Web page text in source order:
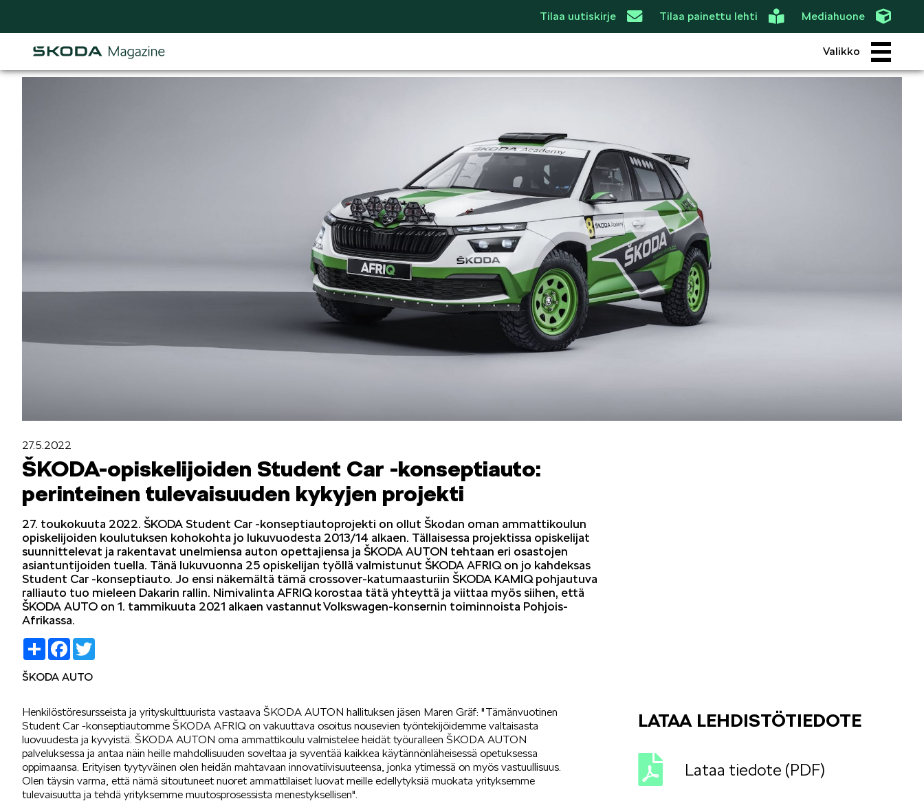
Tilaa uutiskirje Tilaa painettu lehti Mediahuone
Valikko
LIFESTYLE ŠKODA SPONSOROI
KOEAJOSSA KAASUAUTOT
ŠKODA MEDIASSA
SPONSOROINTI &
YHTEISTYÖ
KLASSIKOT
Mallit
KAROQ KODIAQ
27.5.2022
ŠKODA-opiskelijoiden Student Car -konseptiauto:
perinteinen tulevaisuuden kykyjen projekti
27. toukokuuta 2022. ŠKODA Student Car -konseptiautoprojekti on ollut Škodan oman ammattikoulun
opiskelijoiden koulutuksen kohokohta jo lukuvuodesta 2013/14 alkaen. Tällaisessa projektissa opiskelijat
suunnittelevat ja rakentavat unelmiensa auton opettajiensa ja ŠKODA AUTON tehtaan eri osastojen
asiantuntijoiden tuella. Tänä lukuvuonna 25 opiskelijan työllä valmistunut ŠKODA AFRIQ on jo kahdeksas
Student Car -konseptiauto. Jo ensi näkemältä tämä crossover-katumaasturiin ŠKODA KAMIQ pohjautuva
ralliauto tuo mieleen Dakarin rallin. Nimivalinta AFRIQ korostaa tätä yhteyttä ja viittaa myös siihen, että
ŠKODA AUTO on 1. tammikuuta 2021 alkaen vastannut Volkswagen-konsernin toiminnoista Pohjois-
Afrikassa.
Share Facebook
ŠKODA AUTO
Henkilöstöresursseista ja yrityskulttuurista vastaava ŠKODA AUTON hallituksen jäsen Maren Gräf: "Tämänvuotinen
Student Car -konseptiautomme ŠKODA AFRIQ on vakuuttava osoitus nousevien työntekijöidemme valtaisasta
luovuudesta ja kyvyistä. ŠKODA AUTON oma ammattikoulu valmistelee heidät työuralleen ŠKODA AUTON
palveluksessa ja antaa näin heille mahdollisuuden soveltaa ja syventää kaikkea käytännönläheisessä opetuksessa
oppimaansa. Erityisen tyytyväinen olen heidän mahtavaan innovatiivisuuteensa, jonka ytimessä on myös vastuullisuus.
Olen täysin varma, että nämä sitoutuneet nuoret ammattilaiset luovat meille edellytyksiä muokata yrityksemme
tulevaisuutta ja tehdä yrityksemme muutosprosessista menestyksellisen".
LATAA LEHDISTÖTIEDOTE
Lataa tiedote (PDF)